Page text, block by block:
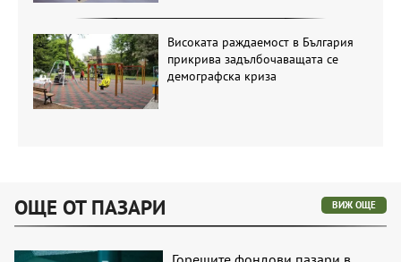
Високата раждаемост в България
прикрива задълбочаващата се
демографска криза
ОЩЕ ОТ ПАЗАРИ ВИЖ ОЩЕ